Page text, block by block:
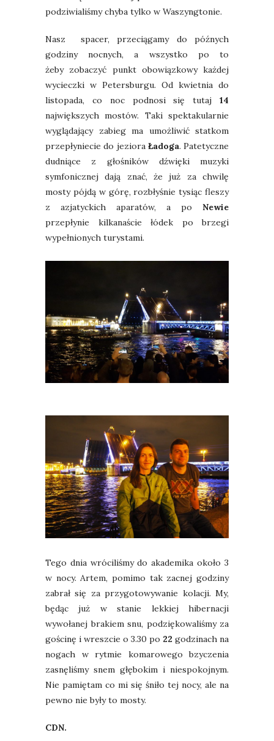
podziwialiśmy chyba tylko w Waszyngtonie.
Nasz spacer, przeciągamy do późnych
godziny nocnych, a wszystko po to
żeby zobaczyć punkt obowiązkowy każdej
wycieczki w Petersburgu. Od kwietnia do
listopada, co noc podnosi się tutaj 14
największych mostów. Taki spektakularnie
wyglądający zabieg ma umożliwić statkom
przepłyniecie do jeziora Ładoga. Patetyczne
dudniące z głośników dźwięki muzyki
symfonicznej dają znać, że już za chwilę
mosty pójdą w górę, rozbłyśnie tysiąc fleszy
z azjatyckich aparatów, a po Newie
przepłynie kilkanaście łódek po brzegi
wypełnionych turystami.
Tego dnia wróciliśmy do akademika około 3
w nocy. Artem, pomimo tak zacnej godziny
zabrał się za przygotowywanie kolacji. My,
będąc już w stanie lekkiej hibernacji
wywołanej brakiem snu, podziękowaliśmy za
gościnę i wreszcie o 3.30 po 22 godzinach na
nogach w rytmie komarowego bzyczenia
zasnęliśmy snem głębokim i niespokojnym.
Nie pamiętam co mi się śniło tej nocy, ale na
pewno nie były to mosty.
CDN.